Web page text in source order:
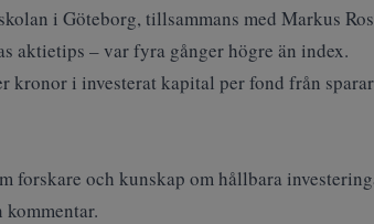
i Göteborg, tillsammans med Markus
aktietips – var fyra gånger högre än index.
kronor i investerat kapital per fond från
forskare och kunskap om hållbara